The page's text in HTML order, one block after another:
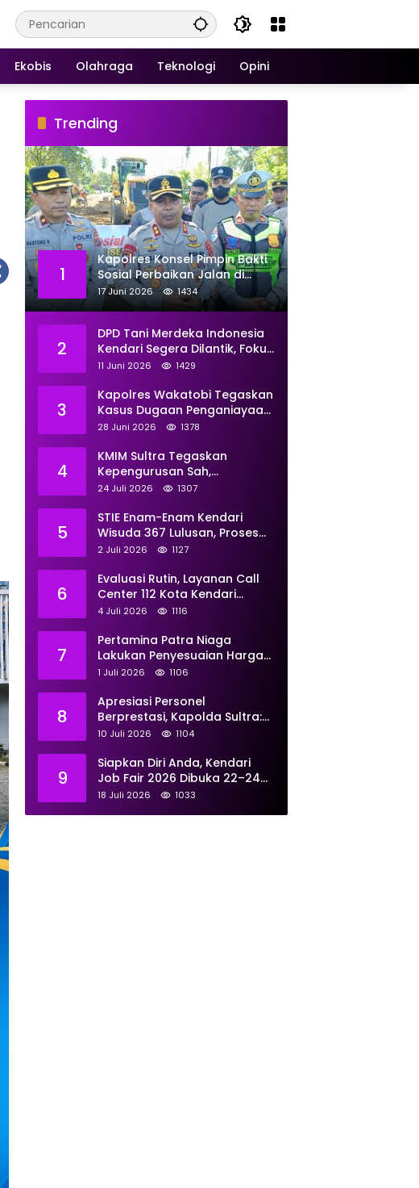
Ekobis Olahraga Teknologi Opini
Trending
1
Kapolres Konsel Pimpin Bakti
Sosial Perbaikan Jalan di
Kecamatan Laeya, 19 Titik
Rusak Siap Ditambal
17 Juni 2026 1434
2
DPD Tani Merdeka Indonesia
Kendari Segera Dilantik, Fokus
Perkuat Pemberdayaan
11 Juni 2026 1429
3
Kapolres Wakatobi Tegaskan
Kasus Dugaan Penganiayaan
Dua Remaja oleh Dua
Profesional
28 Juni 2026 1378
4
KMIM Sultra Tegaskan
Kepengurusan Sah,
Peringatkan Klaim Ketua
24 Juli 2026 1307
5
STIE Enam-Enam Kendari
Wisuda 367 Lulusan, Proses
Transformasi Menuju
Kemendiktisaintek
2 Juli 2026 1127
6
Evaluasi Rutin, Layanan Call
Center 112 Kota Kendari
Tangani 167 Laporan Selama
4 Juli 2026 1116
7
Pertamina Patra Niaga
Lakukan Penyesuaian Harga
BBM Non Subsidi Per 1 Juli
1 Juli 2026 1106
8
Apresiasi Personel
Berprestasi, Kapolda Sultra:
Tunjukkan Kompetensi
10 Juli 2026 1104
9
Siapkan Diri Anda, Kendari
Job Fair 2026 Dibuka 22–24
Juli: Sediakan 700 Lowongan
18 Juli 2026 1033